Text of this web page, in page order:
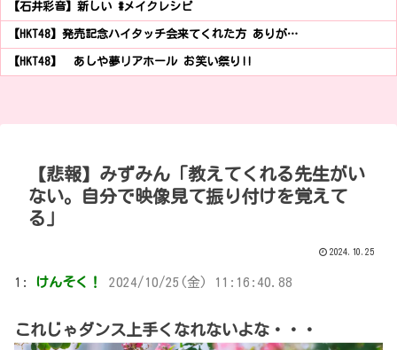
【石井彩音】新しい #メイクレシピ
【HKT48】発売記念ハイタッチ会来てくれた方 ありが…
【HKT48】 あしや夢リアホール お笑い祭り!!
【悲報】みずみん「教えてくれる先生がい
ない。自分で映像見て振り付けを覚えて
る」
2024.10.25
1: けんそく！ 2024/10/25(金) 11:16:40.88
これじゃダンス上手くなれないよな・・・